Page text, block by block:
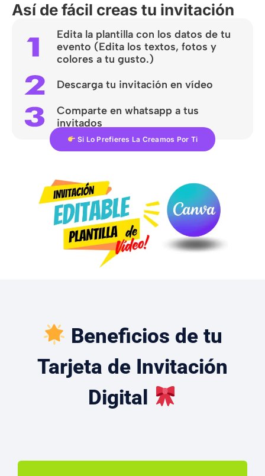
Así de fácil creas tu invitación
Edita la plantilla con los datos de tu
evento (Edita los textos, fotos y
colores a tu gusto.)
Descarga tu invitación en vídeo
Comparte en whatsapp a tus
invitados
Si Lo Prefieres La Creamos Por Ti
Beneficios de tu
Tarjeta de Invitación
Digital